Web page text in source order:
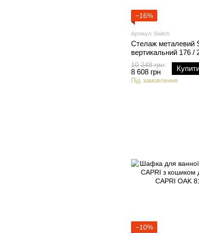
−16%
Артикул: Switch
Стелаж металевий
вертикальний 176 /
1;чорний
10 248 грн
8 608 грн
Під замовлення
−10%